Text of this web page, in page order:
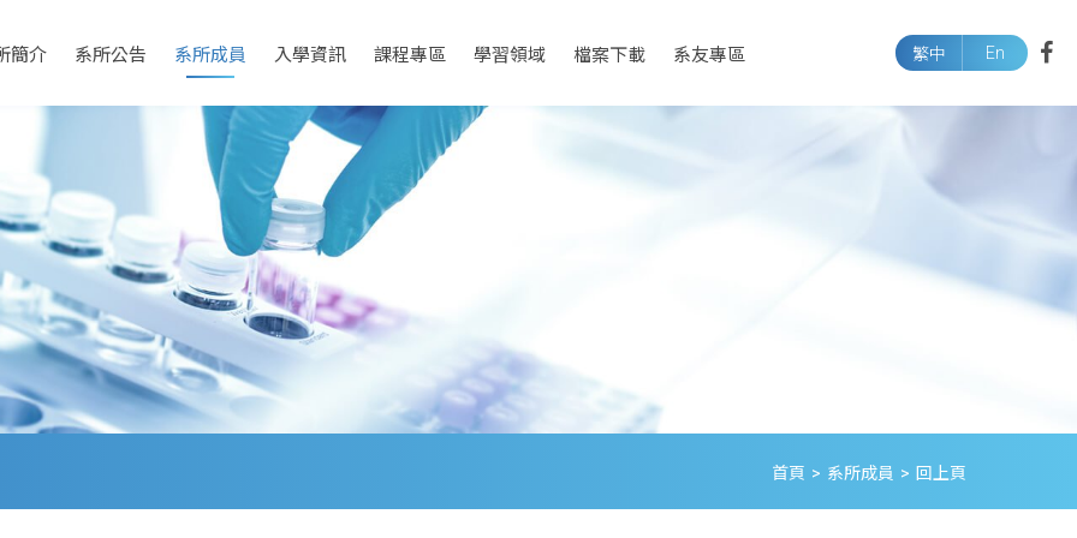
簡介 系所公告 系所成員 入學資訊 課程專區 學習領域 檔案下載 系友專區 繁中 En
首頁 > 系所成員 > 回上頁